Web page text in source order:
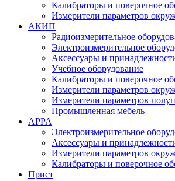
Калибраторы и поверочное
Измерители параметров
АКИП
Радиоизмерительное
Электроизмерительное
Аксессуары и
Учебное оборудование
Калибраторы и поверочное
Измерители параметров
Измерители параметров
Промышленная мебель
APPA
Электроизмерительное
Аксессуары и
Измерители параметров
Калибраторы и поверочное
Прист